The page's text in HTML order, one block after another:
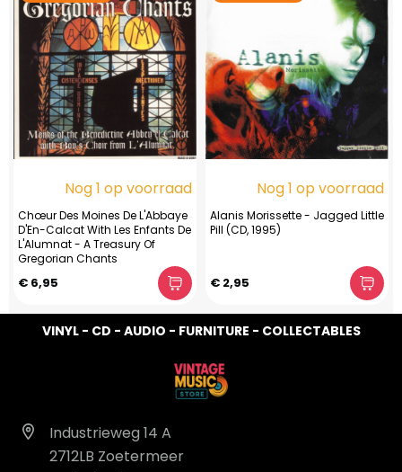
Nog 1 op voorraad
Chœur Des Moines De L'Abbaye
D'En-Calcat With Les Enfants De
L'Alumnat - A Treasury Of
Gregorian Chants
€ 6,95
Nog 1 op voorraad
Alanis Morissette - Jagged Little
Pill (CD, 1995)
€ 2,95
VINYL - CD - AUDIO - FURNITURE - COLLECTABLES
Industrieweg 14 A
2712LB Zoetermeer